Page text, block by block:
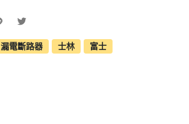
漏電斷路器 士林 富士